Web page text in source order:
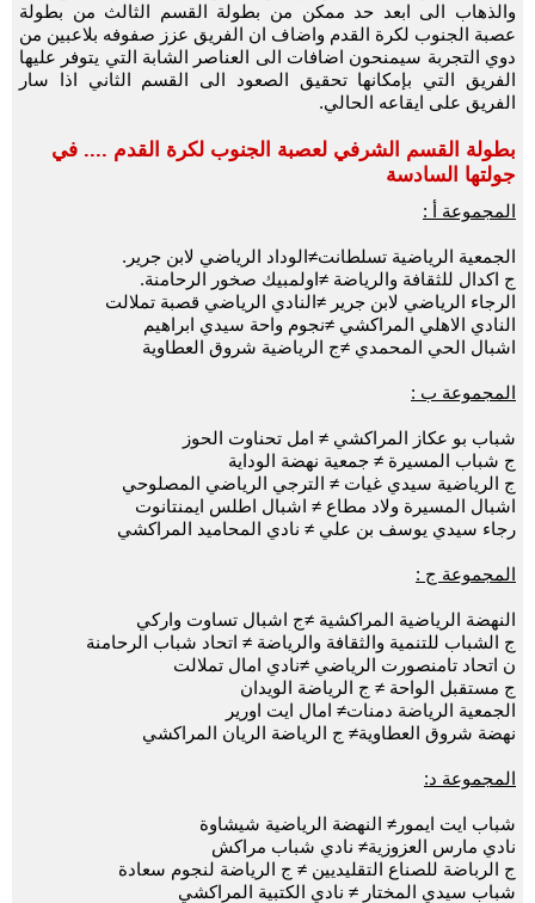
والذهاب الى ابعد حد ممكن من بطولة القسم الثالث من بطولة
عصبة الجنوب لكرة القدم واضاف ان الفريق عزز صفوفه بلاعبين من
دوي التجربة سيمنحون اضافات الى العناصر الشابة التي يتوفر عليها
الفريق التي بإمكانها تحقيق الصعود الى القسم الثاني اذا سار
الفريق على ايقاعه الحالي.
بطولة القسم الشرفي لعصبة الجنوب لكرة القدم .... في
جولتها السادسة
المجموعة أ :
الجمعية الرياضية تسلطانت≠الوداد الرياضي لابن جرير.
ج اكدال للثقافة والرياضة ≠اولمبيك صخور الرحامنة.
الرجاء الرياضي لابن جرير ≠النادي الرياضي قصبة تملالت
النادي الاهلي المراكشي ≠نجوم واحة سيدي ابراهيم
اشبال الحي المحمدي ≠ج الرياضية شروق العطاوية
المجموعة ب :
شباب بو عكاز المراكشي ≠ امل تحناوت الحوز
ج شباب المسيرة ≠ جمعية نهضة الوداية
ج الرياضية سيدي غيات ≠ الترجي الرياضي المصلوحي
اشبال المسيرة ولاد مطاع ≠ اشبال اطلس ايمنتانوت
رجاء سيدي يوسف بن علي ≠ نادي المحاميد المراكشي
المجموعة ج :
النهضة الرياضية المراكشية ≠ج اشبال تساوت واركي
ج الشباب للتنمية والثقافة والرياضة ≠ اتحاد شباب الرحامنة
ن اتحاد تامنصورت الرياضي ≠نادي امال تملالت
ج مستقبل الواحة ≠ ج الرياضة الويدان
الجمعية الرياضة دمنات≠ امال ايت اورير
نهضة شروق العطاوية≠ ج الرياضة الريان المراكشي
المجموعة د:
شباب ايت ايمور≠ النهضة الرياضية شيشاوة
نادي مارس العزوزية≠ نادي شباب مراكش
ج الرباضة للصناع التقليديين ≠ ج الرياضة لنجوم سعادة
شباب سيدي المختار ≠ نادي الكتبية المراكشي